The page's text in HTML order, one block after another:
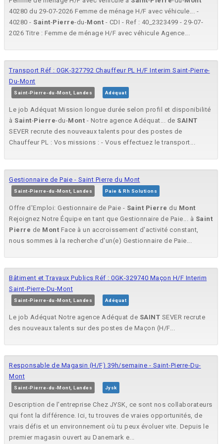
40280 du 29-07-2026 Femme de ménage H/F avec véhicule... -
40280 - Saint-Pierre-du-Mont - CDI - Ref : 40_2323499 - 29-07-
2026 Titre : Femme de ménage H/F avec véhicule Agence...
Transport Réf : 0GK-327792 Chauffeur PL H/F Interim Saint-Pierre-
Du-Mont
Saint-Pierre-du-Mont, Landes Adéquat
Le job Adéquat Mission longue durée selon profil et disponibilité
à Saint-Pierre-du-Mont - Notre agence Adéquat... de SAINT
SEVER recrute des nouveaux talents pour des postes de
Chauffeur PL : Vos missions : - Vous effectuez le transport...
Gestionnaire de Paie - Saint Pierre du Mont
Saint-Pierre-du-Mont, Landes Paie & Rh Solutions
Offre d'Emploi: Gestionnaire de Paie - Saint Pierre du Mont
Rejoignez Notre Équipe en tant que Gestionnaire de Paie... à Saint
Pierre de Mont Face à un accroissement d'activité constant,
nous sommes à la recherche d'un(e) Gestionnaire de Paie...
Bâtiment et Travaux Publics Réf : 0GK-329740 Maçon H/F Interim
Saint-Pierre-Du-Mont
Saint-Pierre-du-Mont, Landes Adéquat
Le job Adéquat Notre agence Adéquat de SAINT SEVER recrute
des nouveaux talents sur des postes de Maçon (H/F...
Responsable de Magasin (H/F) 39h/semaine - Saint-Pierre-Du-
Mont
Saint-Pierre-du-Mont, Landes Jysk
Description de l'entreprise Chez JYSK, ce sont nos collaborateurs
qui font la différence. Ici, tu trouves de vraies opportunités, de
vrais défis et un environnement où tu peux évoluer vite. Depuis le
premier magasin ouvert au Danemark e...